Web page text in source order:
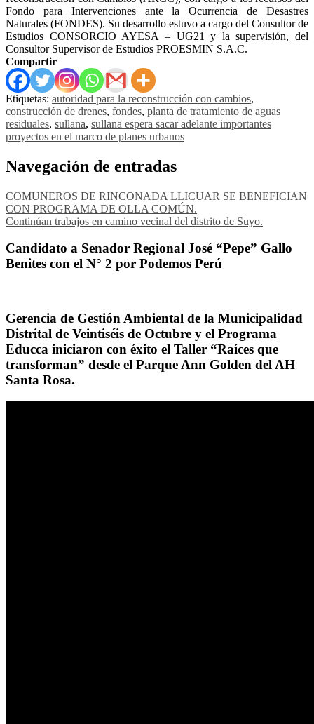
Fondo para Intervenciones ante la Ocurrencia de Desastres
Naturales (FONDES). Su desarrollo estuvo a cargo del Consultor de
Estudios CONSORCIO AYESA – UG21 y la supervisión, del
Consultor Supervisor de Estudios PROESMIN S.A.C.
Compartir
Etiquetas: autoridad para la reconstrucción con cambios,
construcción de drenes, fondes, planta de tratamiento de aguas
residuales, sullana, sullana espera sacar adelante importantes
proyectos en el marco de planes urbanos
Navegación de entradas
COMUNEROS DE RINCONADA LLICUAR SE BENEFICIAN
CON PROGRAMA DE OLLA COMÚN.
Continúan trabajos en camino vecinal del distrito de Suyo.
Candidato a Senador Regional José “Pepe” Gallo
Benites con el N° 2 por Podemos Perú
Gerencia de Gestión Ambiental de la Municipalidad
Distrital de Veintiséis de Octubre y el Programa
Educca iniciaron con éxito el Taller “Raíces que
transforman” desde el Parque Ann Golden del AH
Santa Rosa.